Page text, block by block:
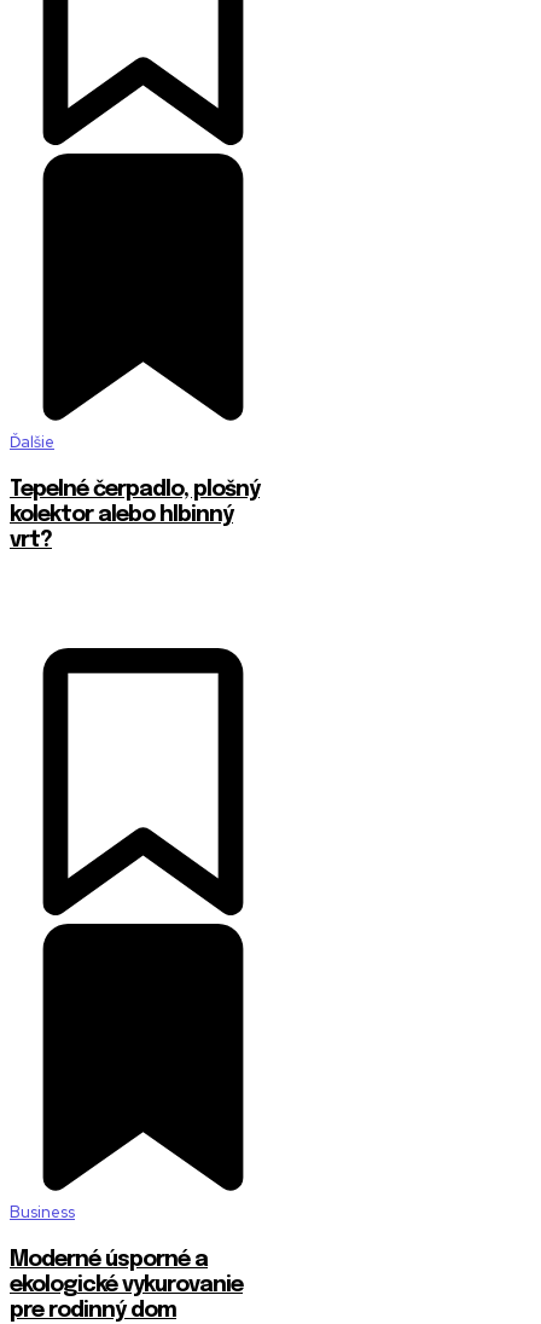
Ďalšie
Tepelné čerpadlo, plošný
kolektor alebo hlbinný
vrt?
Business
Moderné úsporné a
ekologické vykurovanie
pre rodinný dom